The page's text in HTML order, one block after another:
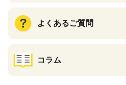
よくあるご質問
コラム